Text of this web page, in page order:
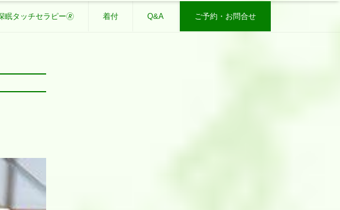
眠タッチセラピー🄬 着付 Q&A ご予約・お問合せ